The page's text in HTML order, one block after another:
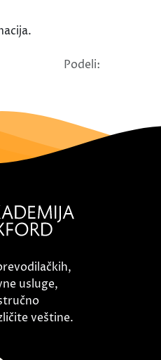
Podeli:
usluge,
veštine.